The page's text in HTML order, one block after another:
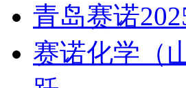
青岛赛诺
赛诺化学（